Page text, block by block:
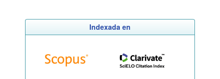
Indexada en